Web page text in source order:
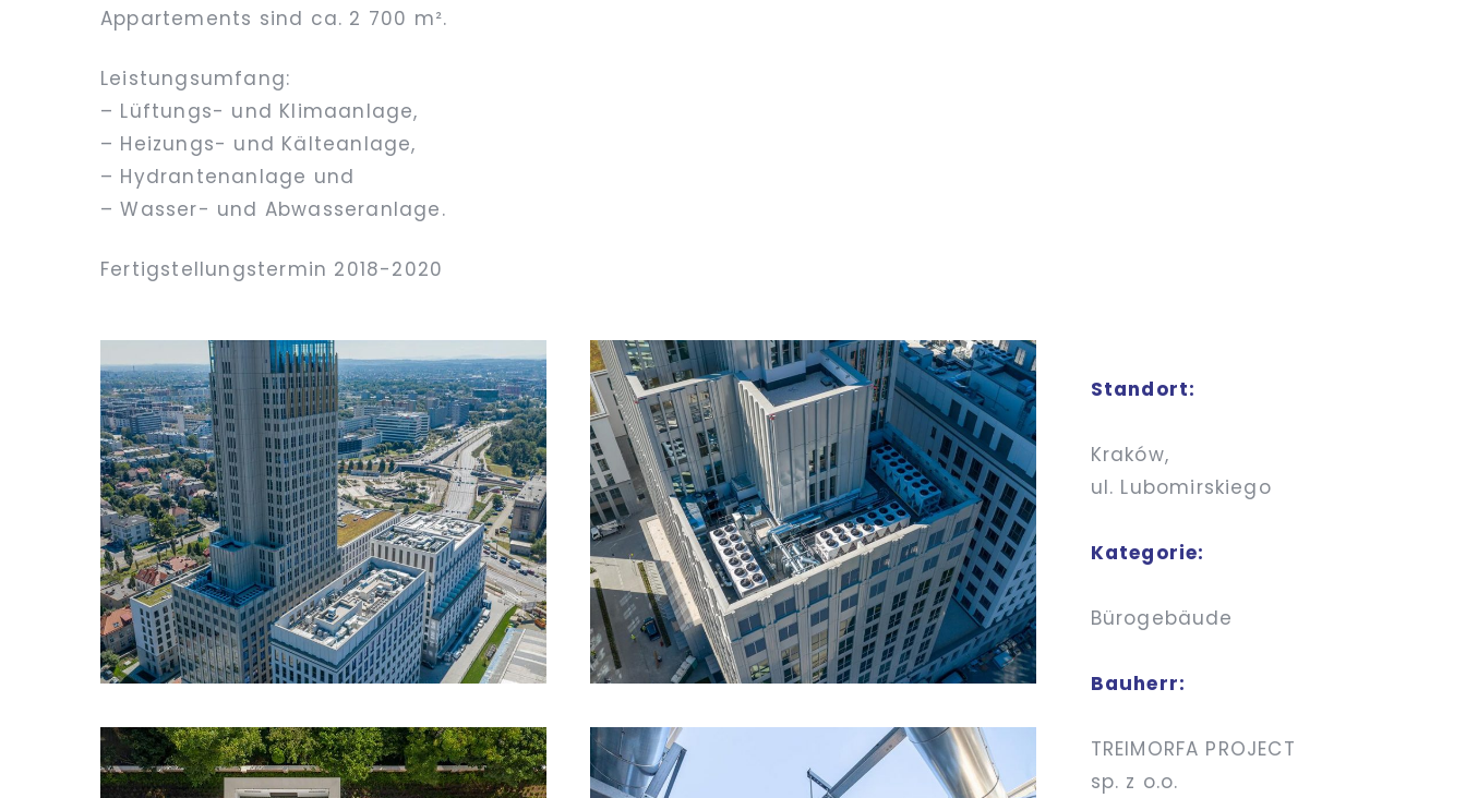
Appartements sind ca. 2 700 m².
Leistungsumfang:
– Lüftungs- und Klimaanlage,
– Heizungs- und Kälteanlage,
– Hydrantenanlage und
– Wasser- und Abwasseranlage.
Fertigstellungstermin 2018-2020
Standort:
Kraków,
ul. Lubomirskiego
Kategorie:
Bürogebäude
Bauherr:
TREIMORFA PROJECT
sp. z o.o.